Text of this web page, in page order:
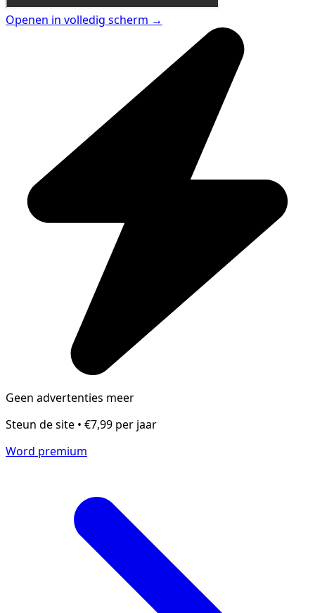
Openen in volledig scherm →
Geen advertenties meer
Steun de site • €7,99 per jaar
Word premium